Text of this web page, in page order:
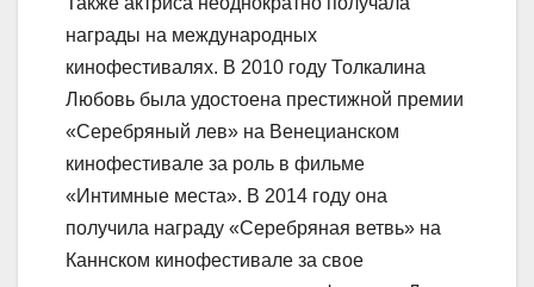
награды на международных
кинофестивалях. В 2010 году Толкалина
Любовь была удостоена престижной премии
«Серебряный лев» на Венецианском
кинофестивале за роль в фильме
«Интимные места». В 2014 году она
получила награду «Серебряная ветвь» на
Каннском кинофестивале за свое